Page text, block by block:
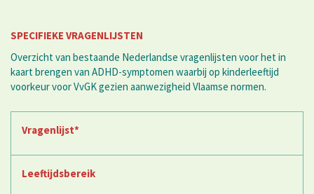
SPECIFIEKE VRAGENLIJSTEN
Overzicht van bestaande Nederlandse vragenlijsten voor het in
kaart brengen van ADHD-symptomen waarbij op kinderleeftijd
voorkeur voor VvGK gezien aanwezigheid Vlaamse normen.
Vragenlijst*
Leeftijdsbereik